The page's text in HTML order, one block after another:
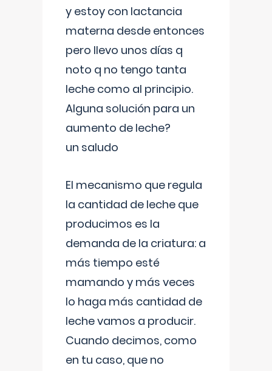
y estoy con lactancia
materna desde entonces
pero llevo unos días q
noto q no tengo tanta
leche como al principio.
Alguna solución para un
aumento de leche?
un saludo
El mecanismo que regula
la cantidad de leche que
producimos es la
demanda de la criatura: a
más tiempo esté
mamando y más veces
lo haga más cantidad de
leche vamos a producir.
Cuando decimos, como
en tu caso, que no